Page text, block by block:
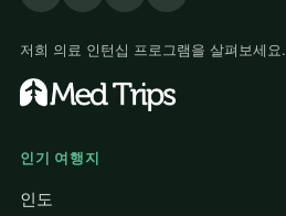
저희 의료 인턴십 프로그램을 살펴보세요.
인기 여행지
인도